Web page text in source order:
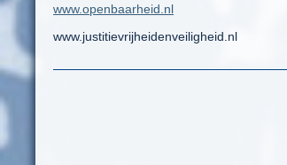
www.openbaarheid.nl
www.justitievrijheidenveiligheid.nl